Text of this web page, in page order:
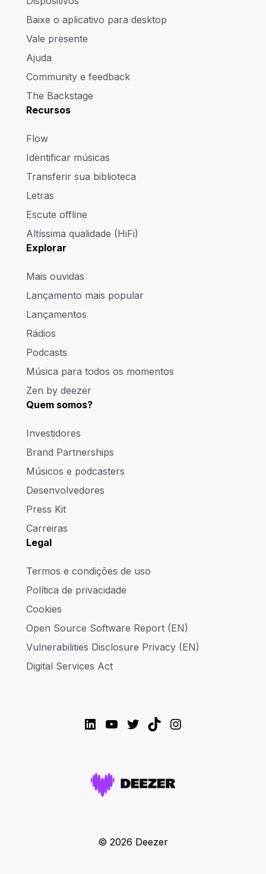
Baixe o aplicativo para desktop
Vale presente
Ajuda
Community e feedback
The Backstage
Recursos
Flow
Identificar músicas
Transferir sua biblioteca
Letras
Escute offline
Altíssima qualidade (HiFi)
Explorar
Mais ouvidas
Lançamento mais popular
Lançamentos
Rádios
Podcasts
Música para todos os momentos
Zen by deezer
Quem somos?
Investidores
Brand Partnerships
Músicos e podcasters
Desenvolvedores
Press Kit
Carreiras
Legal
Termos e condições de uso
Política de privacidade
Cookies
Open Source Software Report (EN)
Vulnerabilities Disclosure Privacy (EN)
Digital Services Act
LinkedIn
YouTube
Twitter
TikTokInstagram
© 2026 Deezer